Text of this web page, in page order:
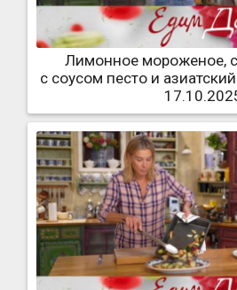
Лимонное мороженое,
с соусом песто и